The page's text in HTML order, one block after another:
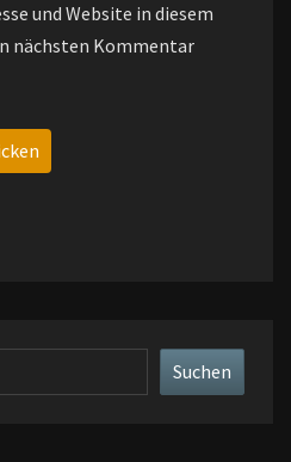
und Website in diesem
nächsten Kommentar
Suchen